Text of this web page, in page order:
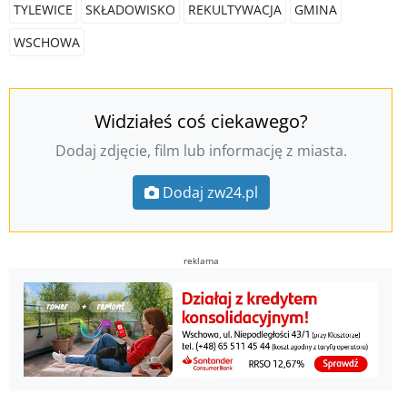
TYLEWICE SKŁADOWISKO REKULTYWACJA
GMINA
WSCHOWA
Widziałeś coś ciekawego?
Dodaj zdjęcie, film lub informację z miasta.
Dodaj zw24.pl
reklama